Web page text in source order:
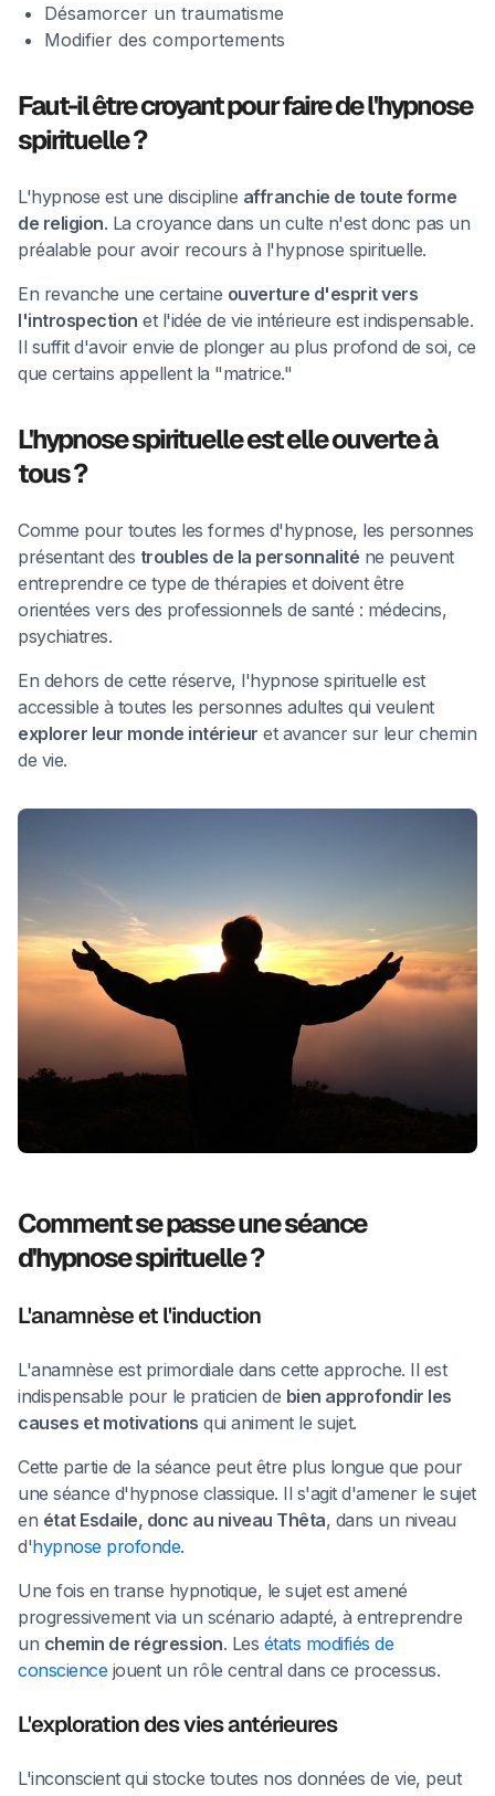
Désamorcer un traumatisme
Modifier des comportements
Faut-il être croyant pour faire de l'hypnose
spirituelle ?
L'hypnose est une discipline affranchie de toute forme
de religion. La croyance dans un culte n'est donc pas un
préalable pour avoir recours à l'hypnose spirituelle.
En revanche une certaine ouverture d'esprit vers
l'introspection et l'idée de vie intérieure est indispensable.
Il suffit d'avoir envie de plonger au plus profond de soi, ce
que certains appellent la "matrice."
L'hypnose spirituelle est elle ouverte à
tous ?
Comme pour toutes les formes d'hypnose, les personnes
présentant des troubles de la personnalité ne peuvent
entreprendre ce type de thérapies et doivent être
orientées vers des professionnels de santé : médecins,
psychiatres.
En dehors de cette réserve, l'hypnose spirituelle est
accessible à toutes les personnes adultes qui veulent
explorer leur monde intérieur et avancer sur leur chemin
de vie.
Comment se passe une séance
d'hypnose spirituelle ?
L'anamnèse et l'induction
L'anamnèse est primordiale dans cette approche. Il est
indispensable pour le praticien de bien approfondir les
causes et motivations qui animent le sujet.
Cette partie de la séance peut être plus longue que pour
une séance d'hypnose classique. Il s'agit d'amener le sujet
en état Esdaile, donc au niveau Thêta, dans un niveau
d'hypnose profonde.
Une fois en transe hypnotique, le sujet est amené
progressivement via un scénario adapté, à entreprendre
un chemin de régression. Les états modifiés de
consciencejouent un rôle central dans ce processus.
L'exploration des vies antérieures
L'inconscient qui stocke toutes nos données de vie, peut